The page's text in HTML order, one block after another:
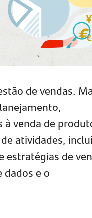
de vendas.
venda de
atividades,
estratégias de
dados e o